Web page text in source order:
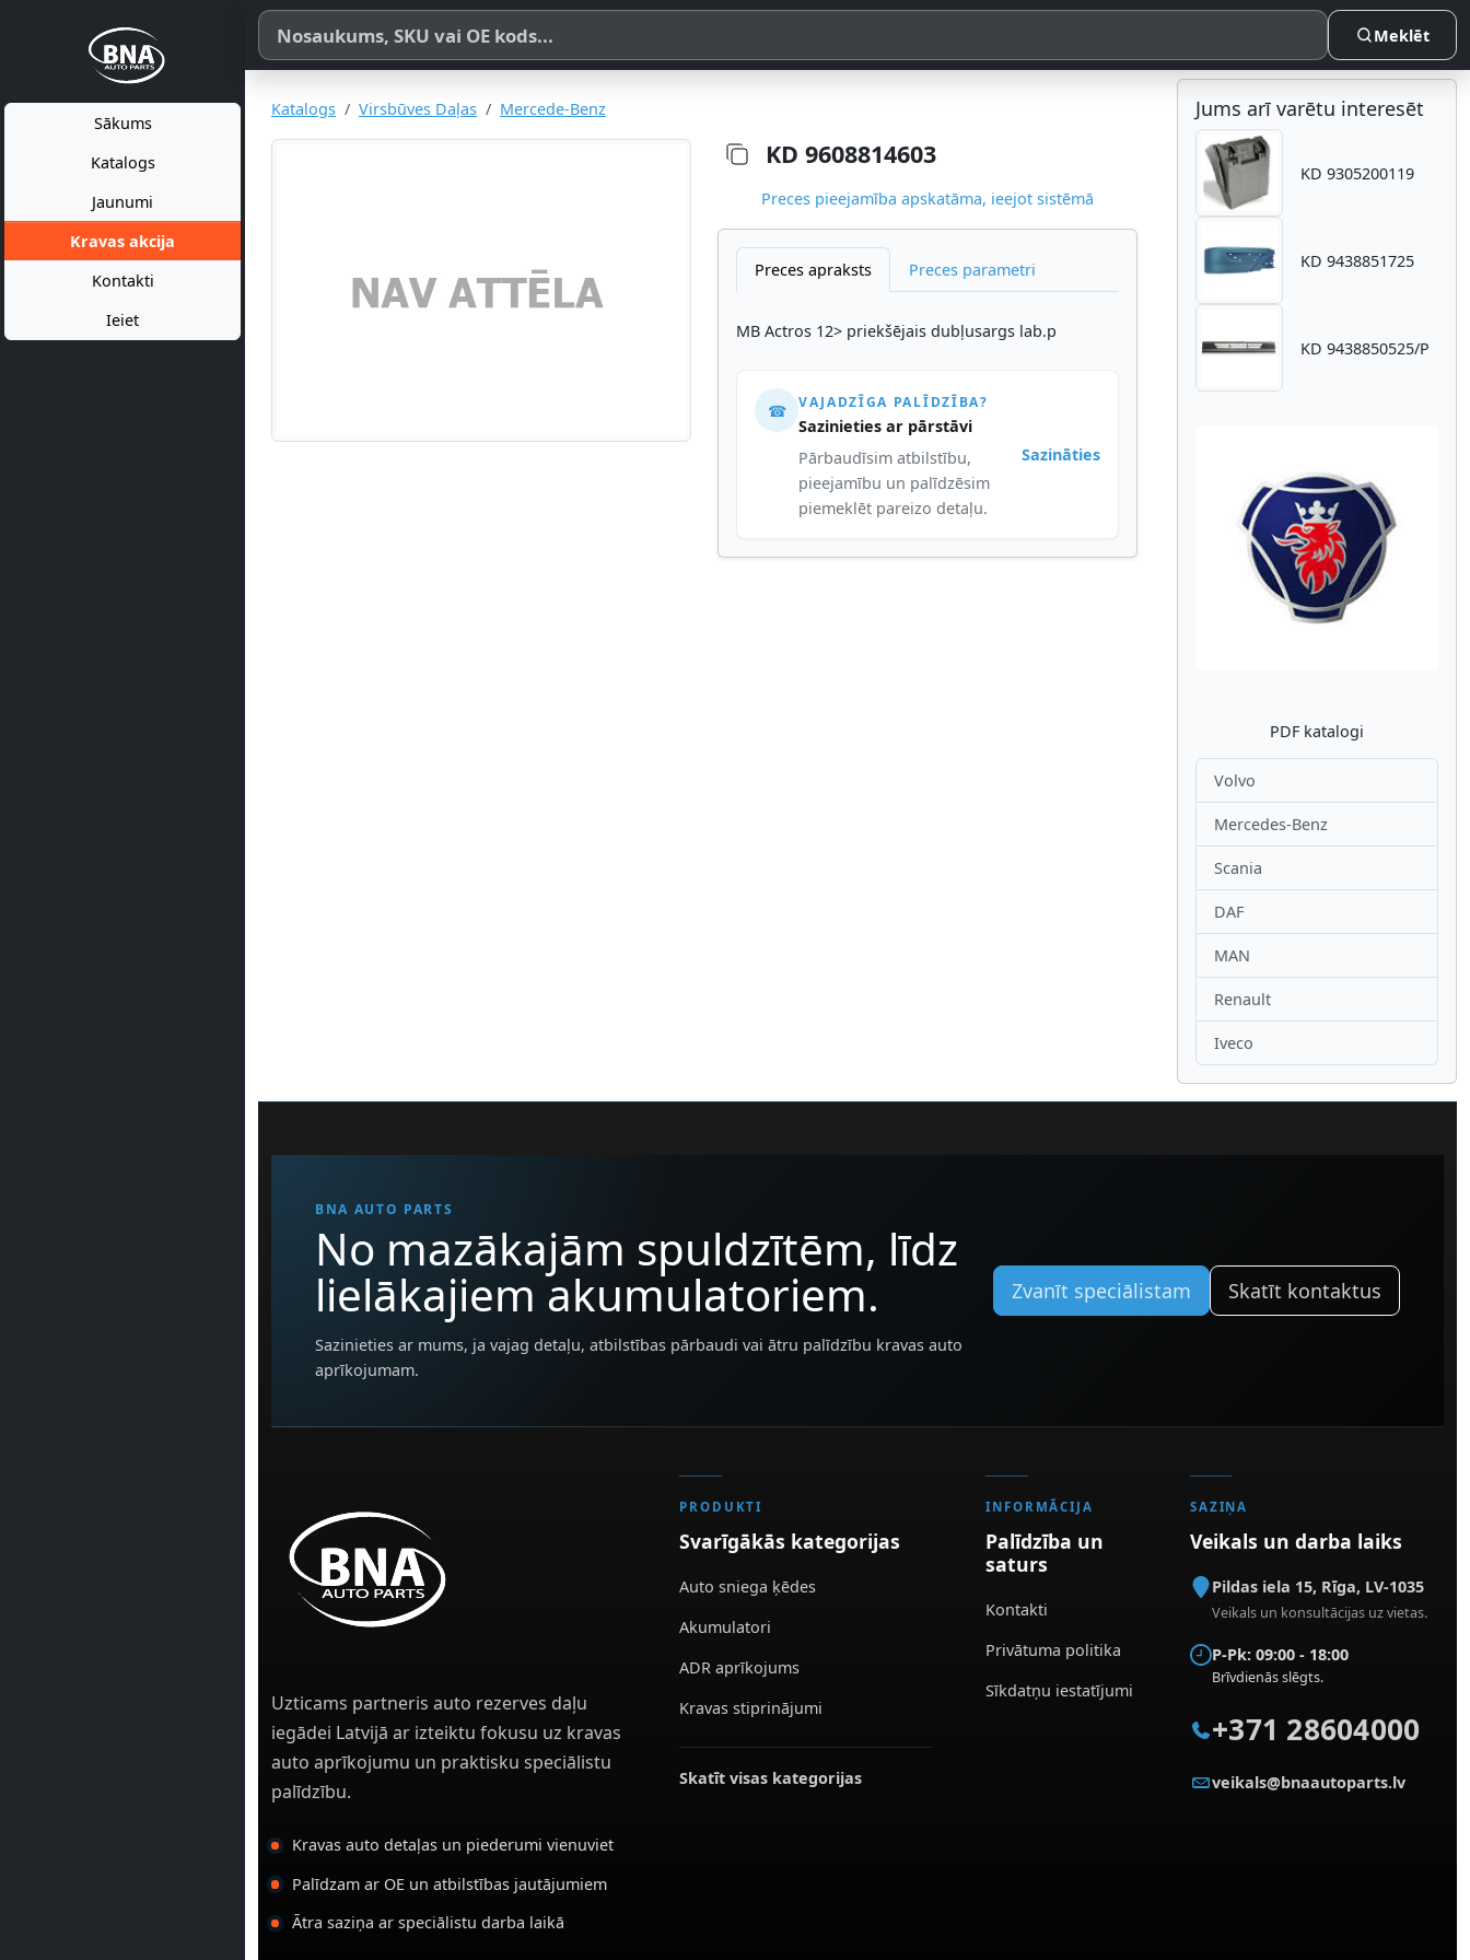
Sākums
Katalogs
Jaunumi
Kravas akcija
Kontakti
Ieiet
Meklēt pēc produkta nosaukuma, SKU vai OE koda
Meklēt
Katalogs Virsbūves Daļas Mercede-Benz
KD 9608814603
Preces pieejamība apskatāma, ieejot sistēmā
Preces apraksts Preces parametri
MB Actros 12> priekšējais dubļusargs lab.p
☎ VAJADZĪGA PALĪDZĪBA?
Sazinieties ar pārstāvi
Pārbaudīsim atbilstību,
pieejamību un palīdzēsim
piemeklēt pareizo detaļu.
Sazināties
Jums arī varētu interesēt
KD 9305200119
KD 9438851725
KD 9438850525/P
Atpakaļ
PDF katalogi
Volvo
Mercedes-Benz
Scania
DAF
MAN
Renault
Iveco
BNA AUTO PARTS
No mazākajām spuldzītēm, līdz
lielākajiem akumulatoriem.
Sazinieties ar mums, ja vajag detaļu, atbilstības pārbaudi vai ātru palīdzību kravas auto
aprīkojumam.
Zvanīt speciālistam Skatīt kontaktus
Uzticams partneris auto rezerves daļu
iegādei Latvijā ar izteiktu fokusu uz kravas
auto aprīkojumu un praktisku speciālistu
palīdzību.
Kravas auto detaļas un piederumi vienuviet
Palīdzam ar OE un atbilstības jautājumiem
Ātra saziņa ar speciālistu darba laikā
PRODUKTI
Svarīgākās kategorijas
Auto sniega ķēdes
Akumulatori
ADR aprīkojums
Kravas stiprinājumi
Skatīt visas kategorijas
INFORMĀCIJA
Palīdzība un
saturs
Kontakti
Privātuma politika
Sīkdatņu iestatījumi
SAZIŅA
Veikals un darba laiks
Pildas iela 15, Rīga, LV-1035
Veikals un konsultācijas uz vietas.
P-Pk: 09:00 - 18:00
Brīvdienās slēgts.
+371 28604000
veikals@bnaautoparts.lv